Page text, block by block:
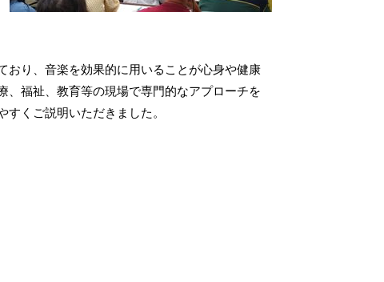
おり、音楽を効果的に用いることが心身や健康
、福祉、教育等の現場で専門的なアプローチを
くご説明いただきました。